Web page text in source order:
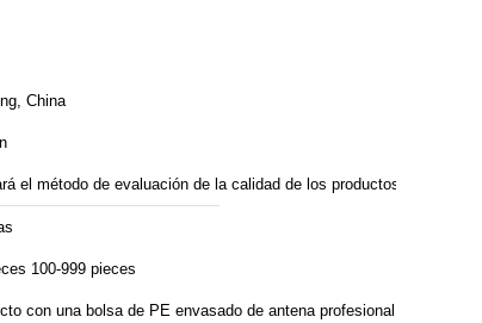
China
el método de evaluación de la calidad de los productos.
100-999 pieces
con una bolsa de PE envasado de antena profesional